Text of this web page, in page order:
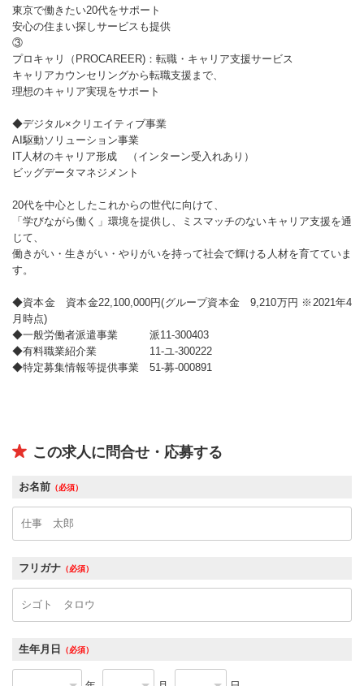
東京で働きたい20代をサポート
安心の住まい探しサービスも提供
③
プロキャリ（PROCAREER)：転職・キャリア支援サービス
キャリアカウンセリングから転職支援まで、
理想のキャリア実現をサポート
◆デジタル×クリエイティブ事業
AI駆動ソリューション事業
IT人材のキャリア形成 （インターン受入れあり）
ビッグデータマネジメント
20代を中心としたこれからの世代に向けて、
「学びながら働く」環境を提供し、ミスマッチのないキャリア支援を通
じて、
働きがい・生きがい・やりがいを持って社会で輝ける人材を育てていま
す。
◆資本金 資本金22,100,000円(グループ資本金 9,210万円 ※2021年4
月時点)
◆一般労働者派遣事業 派11-300403
◆有料職業紹介業 11-ユ-300222
◆特定募集情報等提供事業 51-募-000891
この求人に問合せ・応募する
お名前 （必須）
フリガナ （必須）
生年月日 （必須）